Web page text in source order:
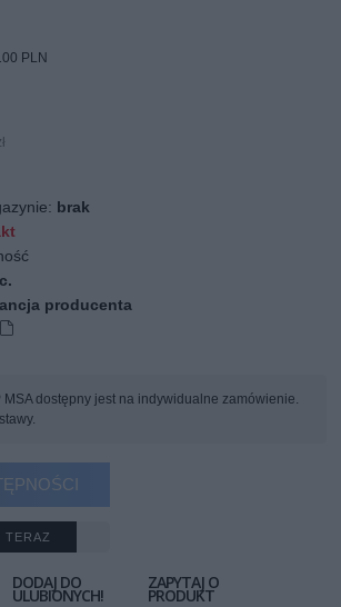
PLN
brak
producenta
dostępny jest na indywidualne zamówienie.
TERAZ
DODAJ DO
ULUBIONYCH!
ZAPYTAJ O
PRODUKT